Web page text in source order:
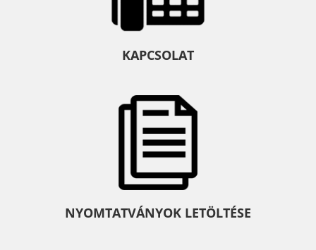
KAPCSOLAT
NYOMTATVÁNYOK LETÖLTÉSE